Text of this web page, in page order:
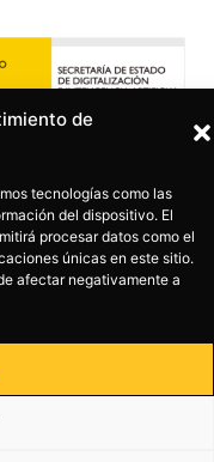
de
tecnologías como las
del dispositivo. El
procesar datos como el
únicas en este sitio.
afectar negativamente a